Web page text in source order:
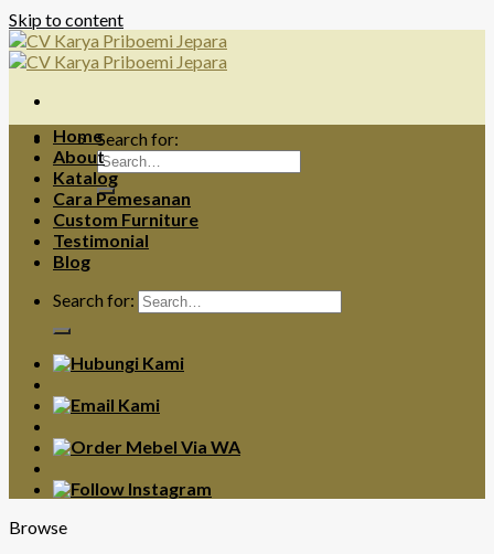
Skip to content
Search for:
Home
About
Katalog
Cara Pemesanan
Custom Furniture
Testimonial
Blog
Search for:
Browse